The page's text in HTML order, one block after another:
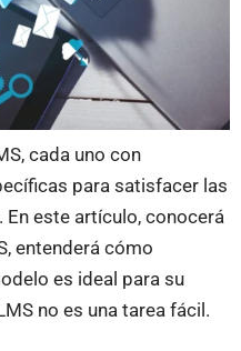
cada uno con
para satisfacer las
este artículo, conocerá
entenderá cómo
es ideal para su
no es una tarea fácil.